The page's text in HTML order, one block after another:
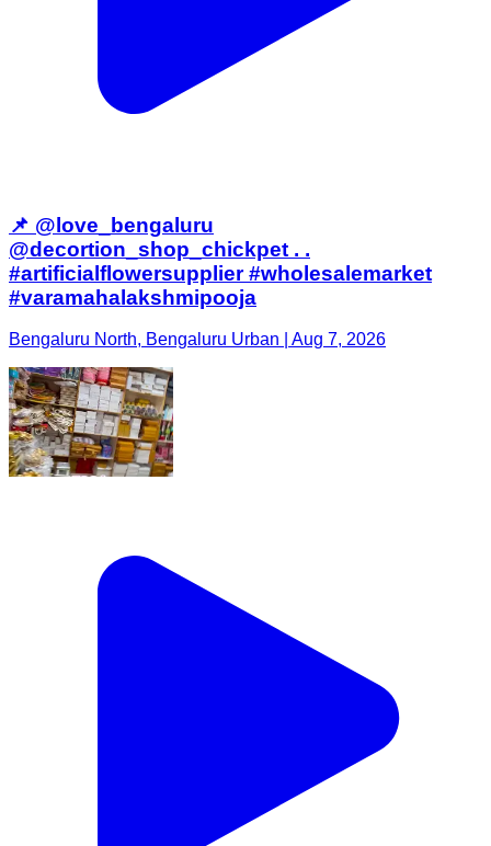
📌 @love_bengaluru
@decortion_shop_chickpet . .
#artificialflowersupplier #wholesalemarket
#varamahalakshmipooja
Bengaluru North, Bengaluru Urban | Aug 7, 2026